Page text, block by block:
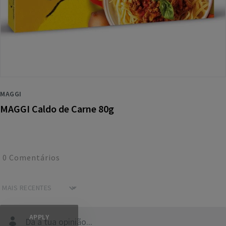
MAGGI
MAGGI Caldo de Carne 80g
Dá a tua opinião...
0 Comentários